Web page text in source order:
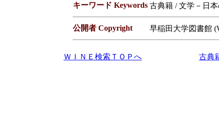
キーワード Keywords 古典籍 / 文学－日
公開者 Copyright 早稲田大学図書館
ＷＩＮＥ検索ＴＯＰへ 古典